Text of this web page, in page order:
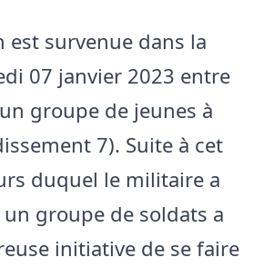
est survenue dans la
07 janvier 2023 entre
groupe de jeunes à
7). Suite à cet
duquel le militaire a
groupe de soldats a
initiative de se faire